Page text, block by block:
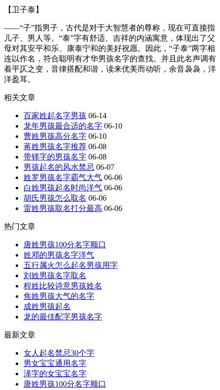
【卫子泰】
——“子”指男子，古代是对于大智慧者的尊称，现在可直接指
儿子、男人等。“泰”字有舒适、吉祥的内涵寓意，体现出了父
母对其安平和乐、康泰宁和的美好祝愿。因此，“子泰”两字相
连以作名，符合聪明有才华男孩名字的查找。并且此名声调有
着平仄之变，音律搭配和谐，读来优美而动听，余音袅袅，洋
洋盈耳。
相关文章
百家姓起名字男孩 06-14
龙年男孩最合适的名字 06-10
曹姓男孩高分名字 06-10
蒋姓男孩名字推荐 06-08
带铎字的男孩名字 06-08
男孩起名的风水禁忌 06-07
姓罗男孩名字霸气大气 06-06
白姓男孩起名时尚洋气 06-06
胡氏男孩怎么取名 06-06
雷姓男孩取名打分最高 06-06
热门文章
唐姓男孩100分名字顺口
姓邓的男孩名字洋气
五行属火怎么起名男孩用字
刘姓男孩名字取名
程姓比较诗意男孩姓名
焦姓男孩大气的名字
成姓男孩起名
龙的最佳配字男孩名字
最新文章
女人起名禁忌30个字
男女宝宝通用名字
泽字的女宝宝名字
唐姓男孩100分名字顺口